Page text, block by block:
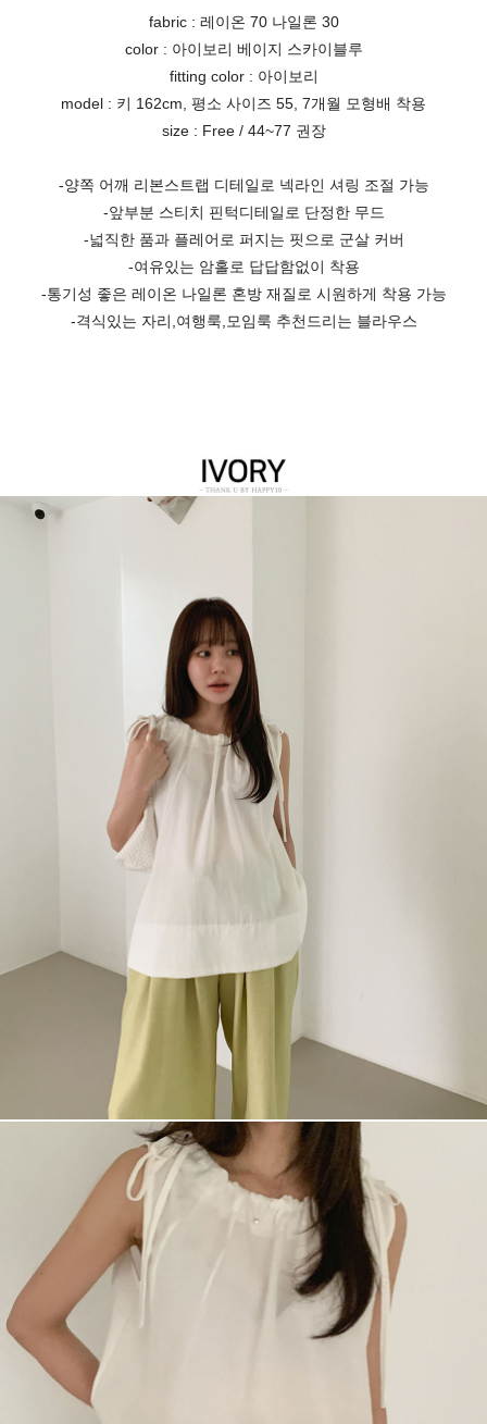
fabric : 레이온 70 나일론 30
color : 아이보리 베이지 스카이블루
fitting color : 아이보리
model : 키 162cm, 평소 사이즈 55, 7개월 모형배 착용
size : Free / 44~77 권장
-양쪽 어깨 리본스트랩 디테일로 넥라인 셔링 조절 가능
-앞부분 스티치 핀턱디테일로 단정한 무드
-넓직한 품과 플레어로 퍼지는 핏으로 군살 커버
-여유있는 암홀로 답답함없이 착용
-통기성 좋은 레이온 나일론 혼방 재질로 시원하게 착용 가능
-격식있는 자리,여행룩,모임룩 추천드리는 블라우스